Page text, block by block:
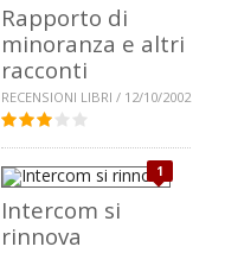
Rapporto di
minoranza e altri
racconti
RECENSIONI LIBRI / 12/10/2002
1
Intercom si
rinnova